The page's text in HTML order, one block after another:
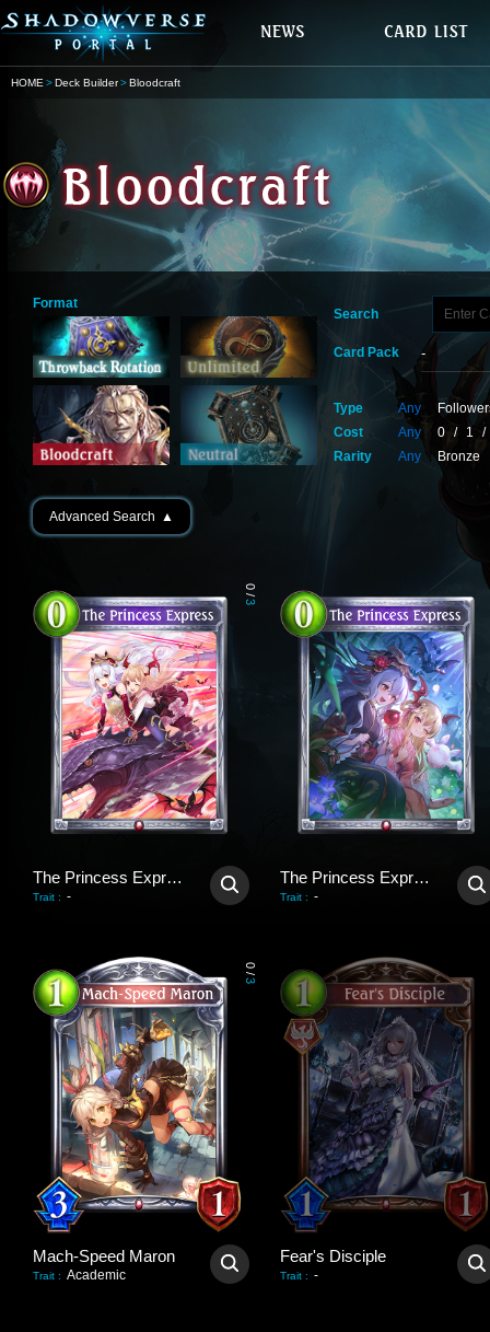
HOME Deck Builder Bloodcraft
Format
Search
Card Pack
Type Any
Cost
Any 0 / 1 /
Rarity
Any Bronze
Advanced Search ▲
0
/
3
The Princess Express
Trait : -
The Princess Express
Trait : -
0
/
3
Mach-Speed Maron
Trait : Academic
Fear's Disciple
Trait : -